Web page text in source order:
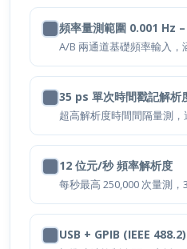
頻率量測範圍 0.001 Hz
A/B 兩通道基礎頻率輸入，
35 ps 單次時間戳記解析
超高解析度時間間隔量測
12 位元/秒 頻率解析度
每秒最高 250,000 次量測
USB + GPIB (IEEE